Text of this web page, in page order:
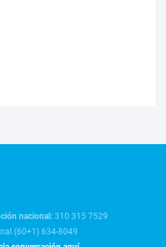
nacional:310 315 7529
(60+1) 634-8049